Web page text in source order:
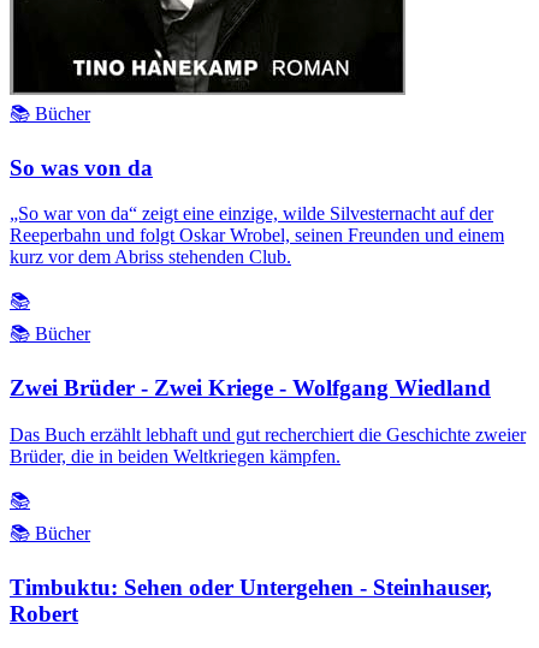
📚 Bücher
So was von da
„So war von da“ zeigt eine einzige, wilde Silvesternacht auf der
Reeperbahn und folgt Oskar Wrobel, seinen Freunden und einem
kurz vor dem Abriss stehenden Club.
📚
📚 Bücher
Zwei Brüder - Zwei Kriege - Wolfgang Wiedland
Das Buch erzählt lebhaft und gut recherchiert die Geschichte zweier
Brüder, die in beiden Weltkriegen kämpfen.
📚
📚 Bücher
Timbuktu: Sehen oder Untergehen - Steinhauser,
Robert